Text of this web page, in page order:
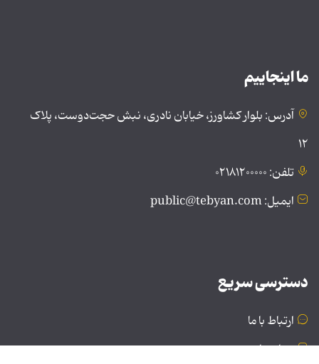
ما اینجاییم
آدرس: بلوار کشاورز، خیابان نادری، نبش حجت‌دوست، پلاک
۱۲
تلفن: ۰۲۱۸۱۲۰۰۰۰۰
ایمیل: public@tebyan.com
دسترسی سریع
ارتباط با ما
درباره ما